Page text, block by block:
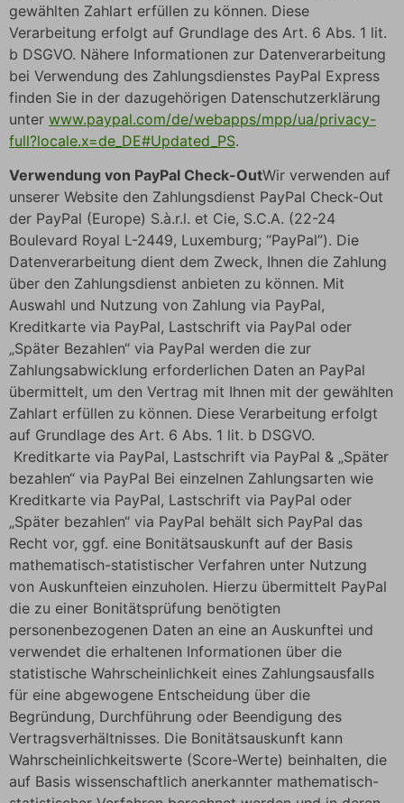
gewählten Zahlart erfüllen zu können. Diese
Verarbeitung erfolgt auf Grundlage des Art. 6 Abs. 1 lit.
b DSGVO. Nähere Informationen zur Datenverarbeitung
bei Verwendung des Zahlungsdienstes PayPal Express
finden Sie in der dazugehörigen Datenschutzerklärung
unter www.paypal.com/de/webapps/mpp/ua/privacy-
full?locale.x=de_DE#Updated_PS.
Verwendung von PayPal Check-OutWir verwenden auf
unserer Website den Zahlungsdienst PayPal Check-Out
der PayPal (Europe) S.à.r.l. et Cie, S.C.A. (22-24
Boulevard Royal L-2449, Luxemburg; “PayPal”). Die
Datenverarbeitung dient dem Zweck, Ihnen die Zahlung
über den Zahlungsdienst anbieten zu können. Mit
Auswahl und Nutzung von Zahlung via PayPal,
Kreditkarte via PayPal, Lastschrift via PayPal oder
„Später Bezahlen“ via PayPal werden die zur
Zahlungsabwicklung erforderlichen Daten an PayPal
übermittelt, um den Vertrag mit Ihnen mit der gewählten
Zahlart erfüllen zu können. Diese Verarbeitung erfolgt
auf Grundlage des Art. 6 Abs. 1 lit. b DSGVO.
Kreditkarte via PayPal, Lastschrift via PayPal & „Später
bezahlen“ via PayPal Bei einzelnen Zahlungsarten wie
Kreditkarte via PayPal, Lastschrift via PayPal oder
„Später bezahlen“ via PayPal behält sich PayPal das
Recht vor, ggf. eine Bonitätsauskunft auf der Basis
mathematisch-statistischer Verfahren unter Nutzung
von Auskunfteien einzuholen. Hierzu übermittelt PayPal
die zu einer Bonitätsprüfung benötigten
personenbezogenen Daten an eine an Auskunftei und
verwendet die erhaltenen Informationen über die
statistische Wahrscheinlichkeit eines Zahlungsausfalls
für eine abgewogene Entscheidung über die
Begründung, Durchführung oder Beendigung des
Vertragsverhältnisses. Die Bonitätsauskunft kann
Wahrscheinlichkeitswerte (Score-Werte) beinhalten, die
auf Basis wissenschaftlich anerkannter mathematisch-